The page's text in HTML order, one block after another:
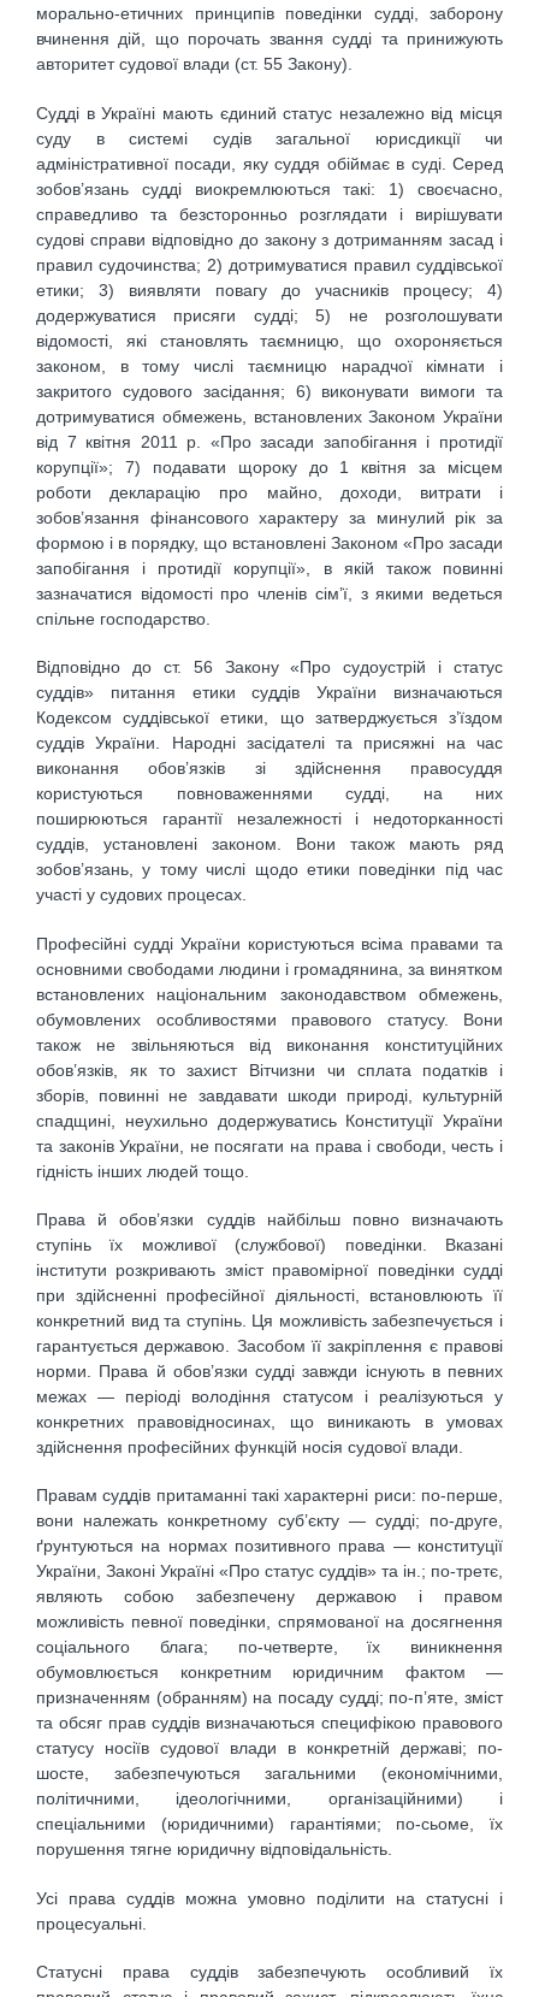
морально-етичних принципів поведінки судді, заборону
вчинення дій, що порочать звання судді та принижують
авторитет судової влади (ст. 55 Закону).
Судді в Україні мають єдиний статус незалежно від місця
суду в системі судів загальної юрисдикції чи
адміністративної посади, яку суддя обіймає в суді. Серед
зобов’язань судді виокремлюються такі: 1) своєчасно,
справедливо та безсторонньо розглядати і вирішувати
судові справи відповідно до закону з дотриманням засад і
правил судочинства; 2) дотримуватися правил суддівської
етики; 3) виявляти повагу до учасників процесу; 4)
додержуватися присяги судді; 5) не розголошувати
відомості, які становлять таємницю, що охороняється
законом, в тому числі таємницю нарадчої кімнати і
закритого судового засідання; 6) виконувати вимоги та
дотримуватися обмежень, встановлених Законом України
від 7 квітня 2011 р. «Про засади запобігання і протидії
корупції»; 7) подавати щороку до 1 квітня за місцем
роботи декларацію про майно, доходи, витрати і
зобов’язання фінансового характеру за минулий рік за
формою і в порядку, що встановлені Законом «Про засади
запобігання і протидії корупції», в якій також повинні
зазначатися відомості про членів сім’ї, з якими ведеться
спільне господарство.
Відповідно до ст. 56 Закону «Про судоустрій і статус
суддів» питання етики суддів України визначаються
Кодексом суддівської етики, що затверджується з’їздом
суддів України. Народні засідателі та присяжні на час
виконання обов’язків зі здійснення правосуддя
користуються повноваженнями судді, на них
поширюються гарантії незалежності і недоторканності
суддів, установлені законом. Вони також мають ряд
зобов’язань, у тому числі щодо етики поведінки під час
участі у судових процесах.
Професійні судді України користуються всіма правами та
основними свободами людини і громадянина, за винятком
встановлених національним законодавством обмежень,
обумовлених особливостями правового статусу. Вони
також не звільняються від виконання конституційних
обов’язків, як то захист Вітчизни чи сплата податків і
зборів, повинні не завдавати шкоди природі, культурній
спадщині, неухильно додержуватись Конституції України
та законів України, не посягати на права і свободи, честь і
гідність інших людей тощо.
Права й обов’язки суддів найбільш повно визначають
ступінь їх можливої (службової) поведінки. Вказані
інститути розкривають зміст правомірної поведінки судді
при здійсненні професійної діяльності, встановлюють її
конкретний вид та ступінь. Ця можливість забезпечується і
гарантується державою. Засобом її закріплення є правові
норми. Права й обов’язки судді завжди існують в певних
межах — періоді володіння статусом і реалізуються у
конкретних правовідносинах, що виникають в умовах
здійснення професійних функцій носія судової влади.
Правам суддів притаманні такі характерні риси: по-перше,
вони належать конкретному суб’єкту — судді; по-друге,
ґрунтуються на нормах позитивного права — конституції
України, Законі Україні «Про статус суддів» та ін.; по-третє,
являють собою забезпечену державою і правом
можливість певної поведінки, спрямованої на досягнення
соціального блага; по-четверте, їх виникнення
обумовлюється конкретним юридичним фактом —
призначенням (обранням) на посаду судді; по-п’яте, зміст
та обсяг прав суддів визначаються специфікою правового
статусу носіїв судової влади в конкретній державі; по-
шосте, забезпечуються загальними (економічними,
політичними, ідеологічними, організаційними) і
спеціальними (юридичними) гарантіями; по-сьоме, їх
порушення тягне юридичну відповідальність.
Усі права суддів можна умовно поділити на статусні і
процесуальні.
Статусні права суддів забезпечують особливий їх